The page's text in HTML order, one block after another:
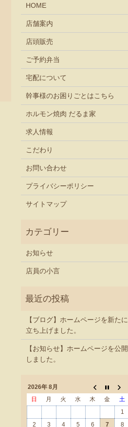
HOME
店舗案内
店頭販売
ご予約弁当
宅配について
幹事様のお困りごとはこちら
ホルモン焼肉 だるま家
求人情報
こだわり
お問い合わせ
プライバシーポリシー
サイトマップ
お知らせ
店員の小言
【ブログ】ホームページを新たに
立ち上げました。
【お知らせ】ホームページを公開
しました。
2026年 8月
日
月 火 水 木 金
土
1
2
3 4 5 6 7 8